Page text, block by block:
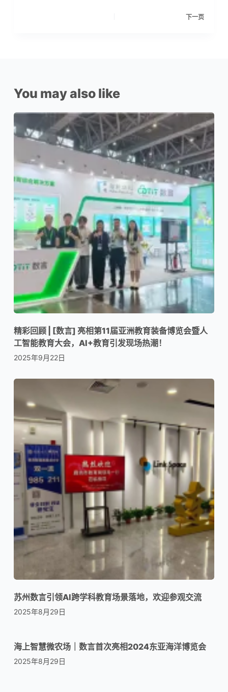
下一页
You may also like
精彩回顾 | [数言] 亮相第11届亚洲教育装备博览会暨人
工智能教育大会，AI+教育引发现场热潮！
2025年9月22日
苏州数言引领AI跨学科教育场景落地，欢迎参观交流
2025年8月29日
海上智慧微农场｜数言首次亮相2024东亚海洋博览会
2025年8月29日